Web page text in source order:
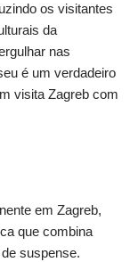
os visitantes
da
nas
é um verdadeiro
visita Zagreb com
em Zagreb,
que combina
suspense.